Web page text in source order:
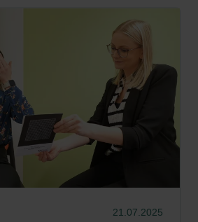
21.07.2025